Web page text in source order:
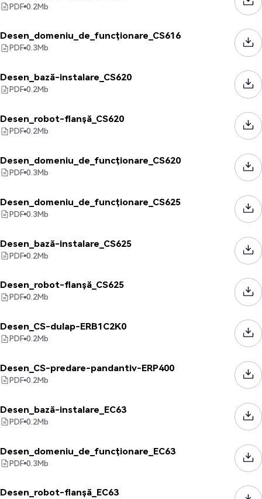
PDF 0.2Mb
Desen_domeniu_de_funcționare_CS616
PDF 0.3Mb
Desen_bază-instalare_CS620
PDF 0.2Mb
Desen_robot-flanșă_CS620
PDF 0.2Mb
Desen_domeniu_de_funcționare_CS620
PDF 0.3Mb
Desen_domeniu_de_funcționare_CS625
PDF 0.3Mb
Desen_bază-instalare_CS625
PDF 0.2Mb
Desen_robot-flanșă_CS625
PDF 0.2Mb
Desen_CS-dulap-ERB1C2K0
PDF 0.2Mb
Desen_CS-predare-pandantiv-ERP400
PDF 0.2Mb
Desen_bază-instalare_EC63
PDF 0.2Mb
Desen_domeniu_de_funcționare_EC63
PDF 0.3Mb
Desen_robot-flanșă_EC63